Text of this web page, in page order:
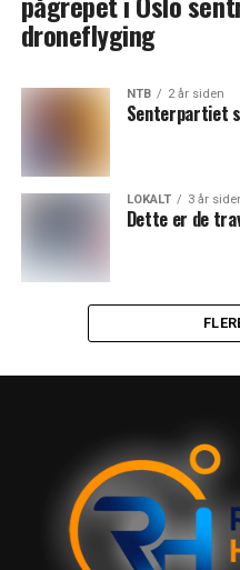
droneflyging
NTB 2 år siden
Senterpartiet
LOKALT 3 år
Dette er de